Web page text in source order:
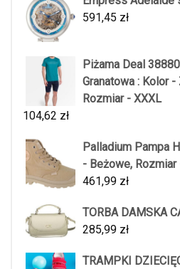
591,45 zł
Piżama Deal
Granatowa : Kolor
Rozmiar - XXXL
104,62 zł
Palladium Pampa
- Beżowe, Rozmiar
461,99 zł
TORBA DAMSKA
285,99 zł
TRAMPKI